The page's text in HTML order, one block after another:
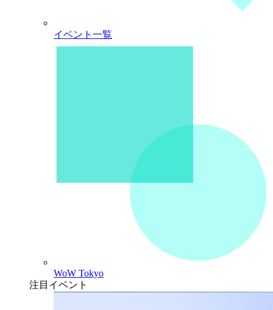
イベント一覧
WoW Tokyo
注目イベント